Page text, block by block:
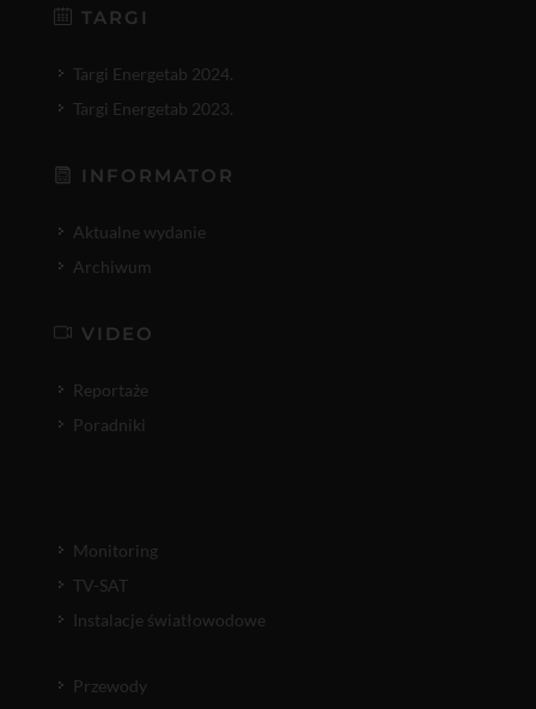
TARGI
Targi Energetab 2024.
Targi Energetab 2023.
INFORMATOR
Aktualne wydanie
Archiwum
VIDEO
Reportaże
Poradniki
Monitoring
TV-SAT
Instalacje światłowodowe
Przewody